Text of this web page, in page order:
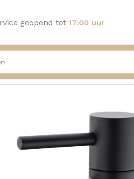
geopend tot 17:00 uur
Fonteinkraan Magnolia Zwart